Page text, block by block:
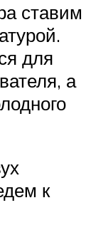
ставим
для
а
к